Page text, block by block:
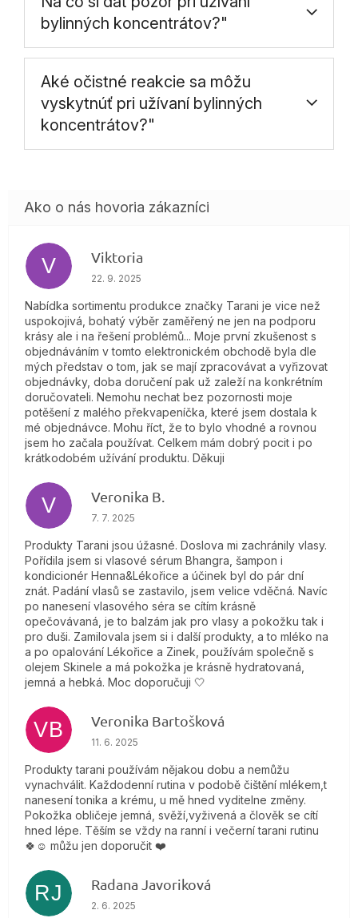
bylinných koncentrátov?"
Aké očistné reakcie sa môžu
vyskytnúť pri užívaní bylinných
koncentrátov?"
V Viktoria
Hodnotenie obchodu je 4 z 5 hviezdičiek.
22. 9. 2025
Nabídka sortimentu produkce značky Tarani je vice než
uspokojivá, bohatý výběr zaměřený ne jen na podporu
krásy ale i na řešení problémů... Moje první zkušenost s
objednáváním v tomto elektronickém obchodě byla dle
mých představ o tom, jak se mají zpracovávat a vyřizovat
objednávky, doba doručení pak už zaleží na konkrétním
doručovateli. Nemohu nechat bez pozornosti moje
potěšení z malého překvapeníčka, které jsem dostala k
mé objednávce. Mohu říct, že to bylo vhodné a rovnou
jsem ho začala používat. Celkem mám dobrý pocit i po
krátkodobém užívání produktu. Děkuji
V Veronika B.
Hodnotenie obchodu je 5 z 5 hviezdičiek.
7. 7. 2025
Produkty Tarani jsou úžasné. Doslova mi zachránily vlasy.
Pořídila jsem si vlasové sérum Bhangra, šampon i
kondicionér Henna&Lékořice a účinek byl do pár dní
znát. Padání vlasů se zastavilo, jsem velice vděčná. Navíc
po nanesení vlasového séra se cítím krásně
opečovávaná, je to balzám jak pro vlasy a pokožku tak i
pro duši. Zamilovala jsem si i další produkty, a to mléko na
a po opalování Lékořice a Zinek, používám společně s
olejem Skinele a má pokožka je krásně hydratovaná,
jemná a hebká. Moc doporučuji 🤍
VB Veronika Bartošková
Hodnotenie obchodu je 5 z 5 hviezdičiek.
11. 6. 2025
Produkty tarani používám nějakou dobu a nemůžu
vynachválit. Každodenní rutina v podobě čištění mlékem,t
nanesení tonika a krému, u mě hned vyditelne změny.
Pokožka obličeje jemná, svěží,vyživená a člověk se cítí
hned lépe. Těším se vždy na ranní i večerní tarani rutinu
🍀☺️ můžu jen doporučit ❤️
RJ Radana Javoriková
Hodnotenie obchodu je 5 z 5 hviezdičiek.
2. 6. 2025